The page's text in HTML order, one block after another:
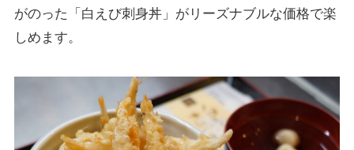
がのった「白えび刺身丼」がリーズナブルな価格で楽
しめます。